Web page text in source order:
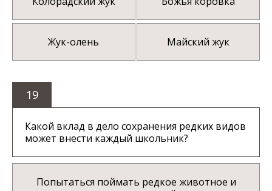
Жук-олень Майский жук
19
Какой вклад в дело сохранения редких видов
может внести каждый школьник?
Попытаться поймать редкое животное и